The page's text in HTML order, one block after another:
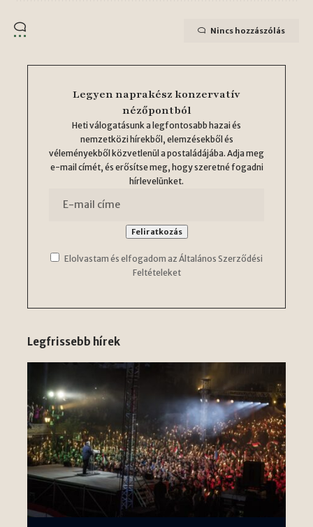
Nincs hozzászólás
Legyen naprakész konzervatív
nézőpontból
Heti válogatásunk a legfontosabb hazai és
nemzetközi hírekből, elemzésekből és
véleményekből közvetlenül a postaládájába. Adja meg
e-mail címét, és erősítse meg, hogy szeretné fogadni
hírlevelünket.
Elolvastam és elfogadom az Általános Szerződési
Feltételeket
Legfrissebb hírek